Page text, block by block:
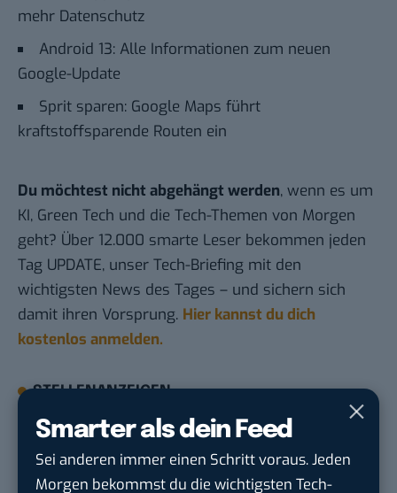
Smarter als dein Feed
Sei anderen immer einen Schritt voraus. Jeden
Morgen bekommst du die wichtigsten Tech-
mehr Datenschutz
Android 13: Alle Informationen zum neuen
Google-Update
Sprit sparen: Google Maps führt
kraftstoffsparende Routen ein
Du möchtest nicht abgehängt werden, wenn es um
KI, Green Tech und die Tech-Themen von Morgen
geht? Über 12.000 smarte Leser bekommen jeden
Tag UPDATE, unser Tech-Briefing mit den
wichtigsten News des Tages – und sichern sich
damit ihren Vorsprung. Hier kannst du dich
kostenlos anmelden.
STELLENANZEIGEN
Social Media Content Creator (m/w/d)
moveUP Media GmbHinDüsseldorf